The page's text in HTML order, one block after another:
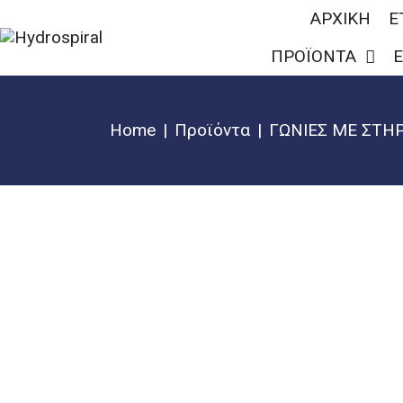
ΑΡΧΙΚΗ
ΠΡΟΪΟΝΤΑ
Home Προϊόντα ΓΩΝΙΕΣ ΜΕ